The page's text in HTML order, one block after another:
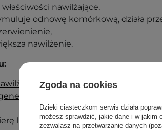
nawilżające,
odnowę komórkową, działa
nawilżenie.
lipidową.
Zgoda na cookies
Dzięki ciasteczkom serwis działa
możesz sprawdzić, jakie dane i w jakim
zezwalasz na przetwarzanie danych